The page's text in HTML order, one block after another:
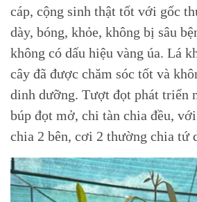
cáp, cộng sinh thật tốt với gốc
dày, bóng, khỏe, không bị sâu
không có dấu hiệu vàng úa. Lá
cây đã được chăm sóc tốt và
dinh dưỡng. Tượt đọt phát triển
búp đọt mở, chi tàn chia đều,
chia 2 bên, cơi 2 thường chia tứ